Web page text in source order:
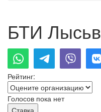
БТИ
Рейтинг:
Голосов пока нет